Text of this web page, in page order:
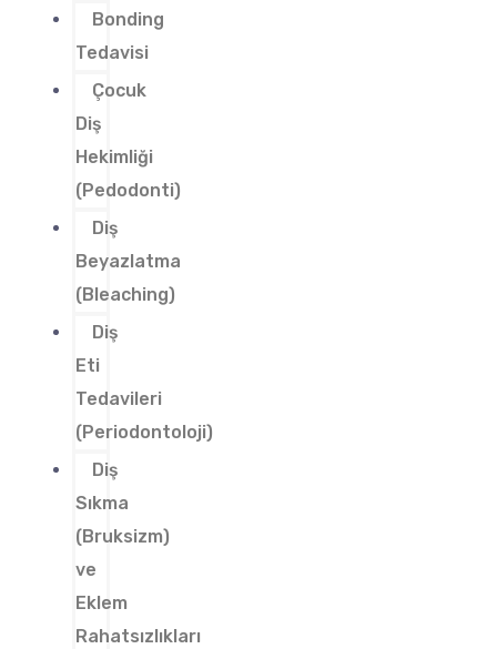
Bonding
Tedavisi
Çocuk
Diş
Hekimliği
(Pedodonti)
Diş
Beyazlatma
(Bleaching)
Diş
Eti
Tedavileri
(Periodontoloji)
Diş
Sıkma
(Bruksizm)
ve
Eklem
Rahatsızlıkları